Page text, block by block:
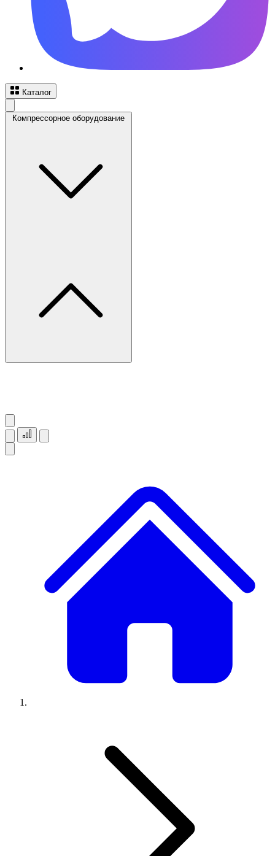
Каталог
Компрессорное оборудование